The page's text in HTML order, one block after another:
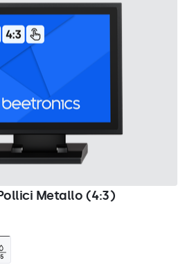
Metallo (4:3)